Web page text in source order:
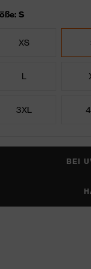
S
XS
L
3XL
BEI